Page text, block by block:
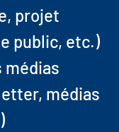
projet
public, etc.)
médias
médias